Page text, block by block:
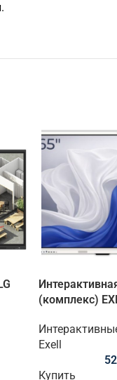
(комплекс)
Exell
Купить